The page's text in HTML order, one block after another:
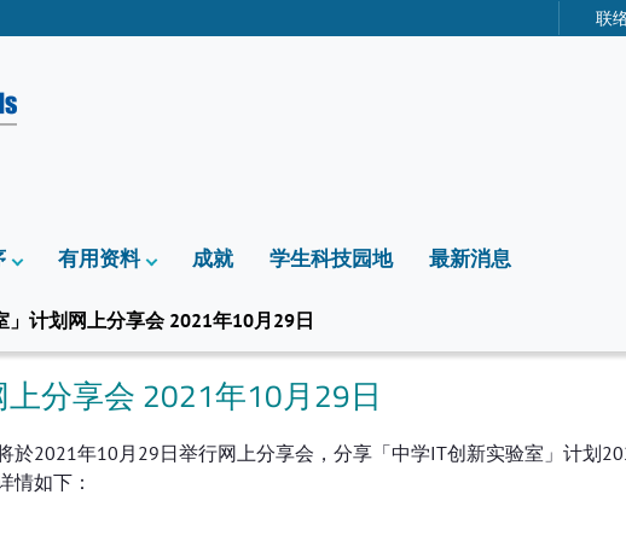
联
有用资料 成就 学生科技园地 最新消息
」计划网上分享会 2021年10月29日
上分享会 2021年10月29日
於2021年10月29日举行网上分享会，分享「中学IT创新实验室」计划
情如下：